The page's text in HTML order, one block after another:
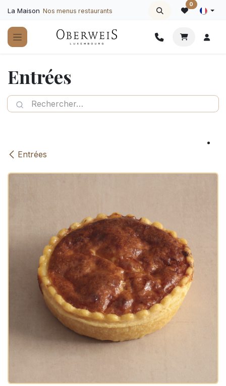
La Maison Nos menus restaurants
0
Entrées
Entrées